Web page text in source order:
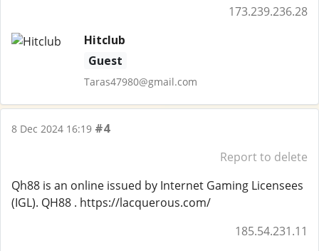
173.239.236.28
Hitclub
Guest
Taras47980@gmail.com
8 Dec 2024 16:19 #4
Report to delete
Qh88 is an online issued by Internet Gaming Licensees
(IGL). QH88 . https://lacquerous.com/
185.54.231.11